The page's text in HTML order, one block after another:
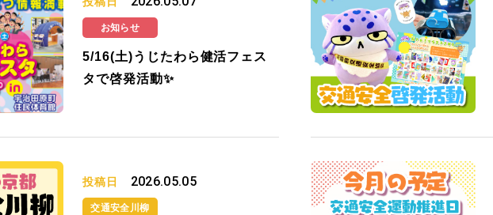
お知らせ
5/16(土)うじたわら健活フェス
タで啓発活動✨
投稿日 2026.05.05
交通安全川柳